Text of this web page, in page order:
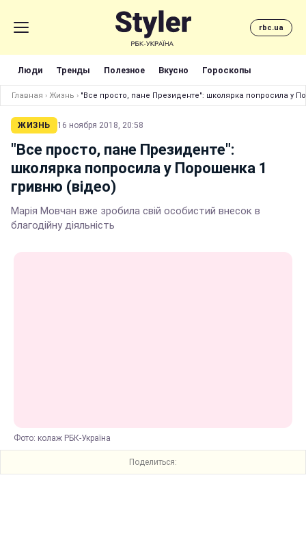
rbc.ua
Люди Тренды Полезное Вкусно Гороскопы
Главная › Жизнь › "Все просто, пане Президенте": школярка попросила у
ЖИЗНЬ 16 ноября 2018, 20:58
"Все просто, пане Президенте":
школярка попросила у Порошенка 1
гривню (відео)
Марія Мовчан вже зробила свій особистий внесок в
благодійну діяльність
Фото: колаж РБК-Україна
Поделиться: